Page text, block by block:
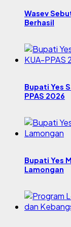
Wasev
Berhasil
Bupati Yes
PPAS 2026
Bupati Yes
Lamongan